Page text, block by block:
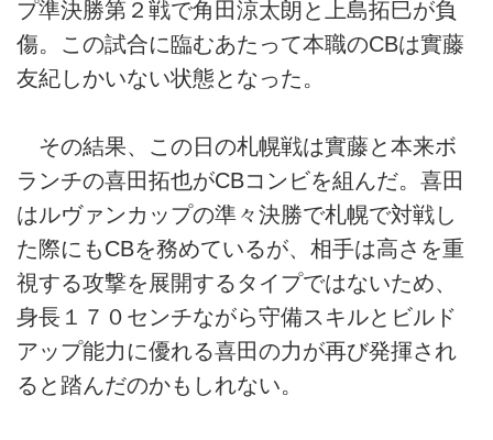
プ準決勝第２戦で角田涼太朗と上島拓巳が負
傷。この試合に臨むあたって本職のCBは實藤
友紀しかいない状態となった。
その結果、この日の札幌戦は實藤と本来ボ
ランチの喜田拓也がCBコンビを組んだ。喜田
はルヴァンカップの準々決勝で札幌で対戦し
た際にもCBを務めているが、相手は高さを重
視する攻撃を展開するタイプではないため、
身長１７０センチながら守備スキルとビルド
アップ能力に優れる喜田の力が再び発揮され
ると踏んだのかもしれない。